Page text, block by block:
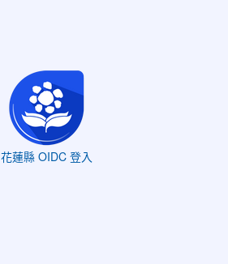
花蓮縣 OIDC 登入